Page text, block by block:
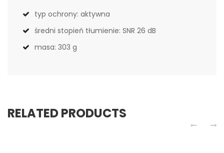
typ ochrony: aktywna
średni stopień tłumienie: SNR 26 dB
masa: 303 g
RELATED PRODUCTS